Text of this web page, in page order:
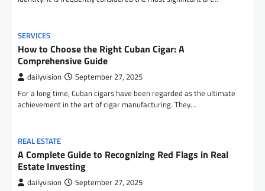
SERVICES
How to Choose the Right Cuban Cigar: A
Comprehensive Guide
dailyvision September 27, 2025
For a long time, Cuban cigars have been regarded as the ultimate
achievement in the art of cigar manufacturing. They…
REAL ESTATE
A Complete Guide to Recognizing Red Flags in Real
Estate Investing
dailyvision September 27, 2025